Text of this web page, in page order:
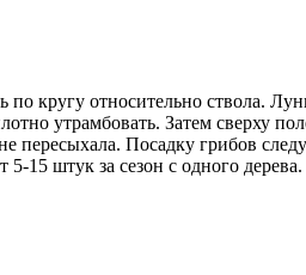
кругу относительно ствола.
утрамбовать. Затем сверху
Посадку грибов
15 штук за сезон с одного дерева.